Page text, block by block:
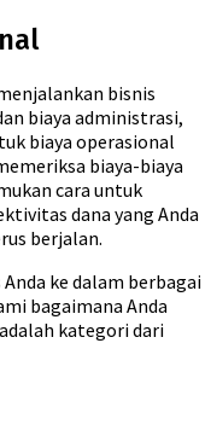
bisnis
biaya administrasi,
biaya operasional
biaya-biaya
cara untuk
dana yang Anda
berjalan.
ke dalam berbagai
bagaimana Anda
kategori dari